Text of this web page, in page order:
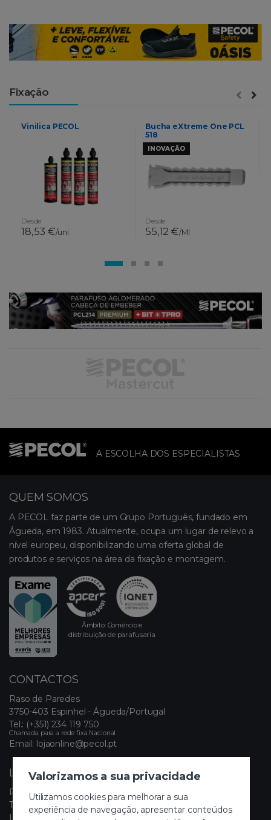
Valorizamos a sua privacidade
Utilizamos cookies para melhorar a sua
experiência de navegação, apresentar conteúdos
Fixação
Vinilica PECOL
Desde
18,53 €
Bucha eXtreme One PCL
518
INOVAÇÃO
Desde
55,12 €
A ESCOLHA DOS ESPECIALISTAS
QUEM SOMOS
A PECOL faz parte de um Grupo Português, fundado em
Águeda, em 1983. Atualmente, ocupa um lugar de relevo a
nível europeu, disponibilizando uma oferta global de
produtos e serviços na área da fixação e montagem.
Âmbito: Comércio e
distribuição de parafusaria
CONTACTOS
Raso de Paredes
3750-403 Espinhel - Águeda/Portugal
Tel.: (+351) 234 119 750
Chamada para a rede fixa Nacional
Email: lojaonline@pecol.pt
LINKS ÚTEIS
Política de Privacidade
Termos e Condições
Livro de Reclamações Eletrónico